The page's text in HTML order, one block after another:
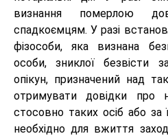
визнання померлою
спадкоємцям. У разі
фізособи, яка визнана
особи, зниклої безвісти
опікун, призначений над
отримувати довідки про
стосовно таких осіб або
необхідно для вжиття